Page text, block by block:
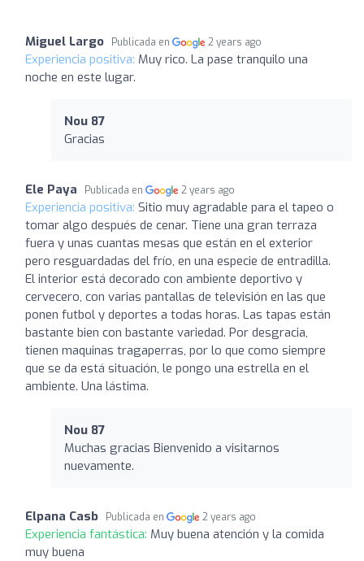
Miguel Largo Publicada en 2 years ago
Experiencia positiva: Muy rico. La pase tranquilo una
noche en este lugar.
Nou 87
Gracias
Ele Paya Publicada en 2 years ago
Experiencia positiva: Sitio muy agradable para el tapeo o
tomar algo después de cenar. Tiene una gran terraza
fuera y unas cuantas mesas que están en el exterior
pero resguardadas del frío, en una especie de entradilla.
El interior está decorado con ambiente deportivo y
cervecero, con varias pantallas de televisión en las que
ponen futbol y deportes a todas horas. Las tapas están
bastante bien con bastante variedad. Por desgracia,
tienen maquinas tragaperras, por lo que como siempre
que se da está situación, le pongo una estrella en el
ambiente. Una lástima.
Nou 87
Muchas gracias Bienvenido a visitarnos
nuevamente.
Elpana Casb Publicada en 2 years ago
Experiencia fantástica: Muy buena atención y la comida
muy buena